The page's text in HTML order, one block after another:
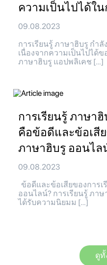
ความเป็นไปได้ใ
09.08.2023
การเรียนรู้ ภาษาฮิบรู กำลั
เนื่องจากความเป็นไปได้
ภาษาฮิบรู แอปพลิเคช […]
การเรียนรู้ ภาษา
คือข้อดีและข้อเสี
ภาษาฮิบรู ออนไล
09.08.2023
ข้อดีและข้อเสียของการเ
ออนไลน์? การเรียนรู้ ภา
ได้รับความนิยมม […]
ดูทั้